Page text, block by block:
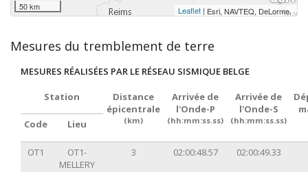
50 km Leaflet | Esri, NAVTEQ, DeLorme,
Mesures du tremblement de terre
MESURES RÉALISÉES PAR LE RÉSEAU SISMIQUE BELGE
Station
Distance
épicentrale
(km)
Arrivée de
l'Onde-P
(hh:mm:ss.ss)
Arrivée de
l'Onde-S
(hh:mm:ss.ss)
Code
Lieu
OT1
OT1-
MELLERY
3 02:00:48.57 02:00:49.33